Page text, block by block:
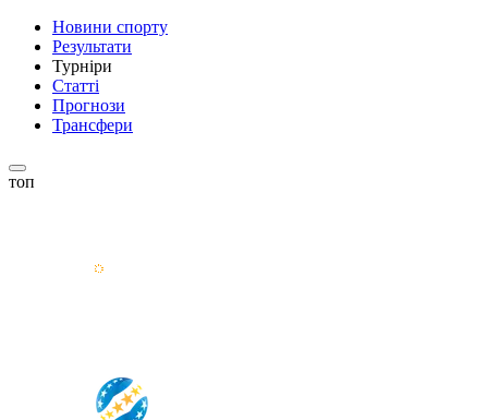
Новини спорту
Результати
Турніри
Статті
Прогнози
Трансфери
топ